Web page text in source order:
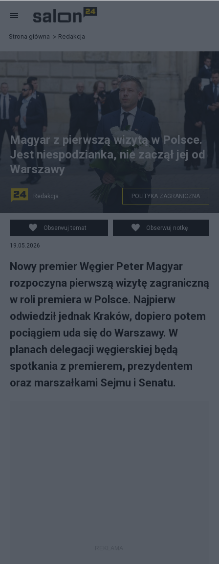
Strona główna Redakcja
Magyar z pierwszą wizytą w Polsce.
Jest niespodzianka, nie zaczął jej od
Warszawy
Redakcja POLITYKA ZAGRANICZNA
Obserwuj temat Obserwuj notkę
19.05.2026
Nowy premier Węgier Peter Magyar
rozpoczyna pierwszą wizytę zagraniczną
w roli premiera w Polsce. Najpierw
odwiedził jednak Kraków, dopiero potem
pociągiem uda się do Warszawy. W
planach delegacji węgierskiej będą
spotkania z premierem, prezydentem
oraz marszałkami Sejmu i Senatu.